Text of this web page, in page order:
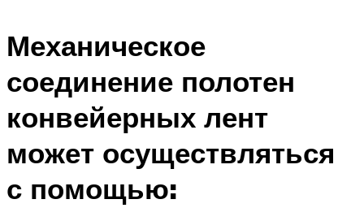
Механическое
соединение полотен
конвейерных лент
может осуществляться
с помощью: